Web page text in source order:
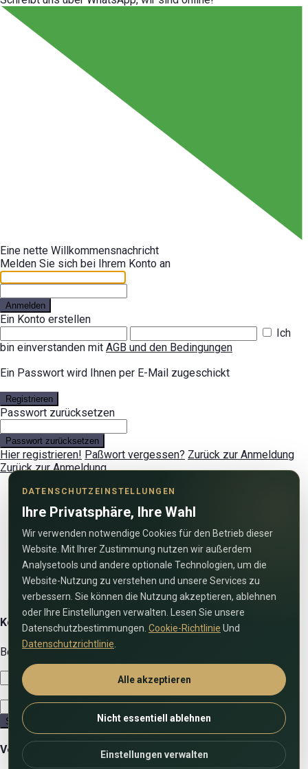
DATENSCHUTZEINSTELLUNGEN
Ihre Privatsphäre, Ihre Wahl
Wir verwenden notwendige Cookies für den Betrieb dieser
Website. Mit Ihrer Zustimmung nutzen wir außerdem
Analysetools und andere optionale Technologien, um die
Website-Nutzung zu verstehen und unsere Services zu
verbessern. Sie können die Nutzung akzeptieren, ablehnen
oder Ihre Einstellungen verwalten. Lesen Sie unsere
Datenschutzbestimmungen. Cookie-Richtlinie Und
Datenschutzrichtlinie
Alle akzeptieren
Nicht essentiell ablehnen
Einstellungen verwalten
Eine nette Willkommensnachricht
Melden Sie sich bei Ihrem Konto an
Anmelden
Ein Konto erstellen
Ich
bin einverstanden mit AGB und den Bedingungen
Ein Passwort wird Ihnen per E-Mail zugeschickt
Registrieren
Passwort zurücksetzen
Passwort zurücksetzen
Hier registrieren! Paßwort vergessen? Zurück zur Anmeldung
Zurück zur Anmeldung
Kontaktiren Sie uns
Benutzen Sie das folgende Formular um uns zu kontaktieren!
Senden
Vergleiche Einträge